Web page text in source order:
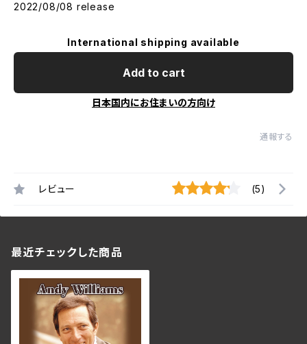
2022/08/08 release
International shipping available
Add to cart
日本国内にお住まいの方向け
通報する
レビュー (5)
最近チェックした商品